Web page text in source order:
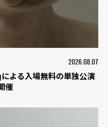
2026.08.07
よる入場無料の単独公演
催